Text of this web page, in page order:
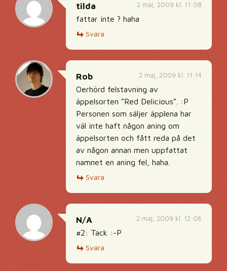
2 maj, 2009 kl. 11:08
tilda
fattar inte ? haha
Svara
2 maj, 2009 kl. 11:14
Rob
Oerhörd felstavning av
äppelsorten ”Red Delicious”. :P
Personen som säljer äpplena har
väl inte haft någon aning om
äppelsorten och fått reda på det
av någon annan men uppfattat
namnet en aning fel, haha.
Svara
2 maj, 2009 kl. 12:06
N/A
#2: Tack :-P
Svara